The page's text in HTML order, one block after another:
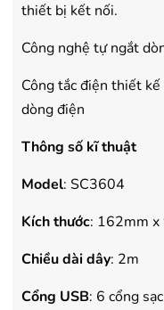
thiết bị kết nối.
Công nghệ tự ngắt
Công tắc điện thiết
dòng điện
Thông số kĩ thuật
Model: SC3604
Kích thước: 162mm
Chiều dài dây: 2m
Cổng USB: 6 cổng